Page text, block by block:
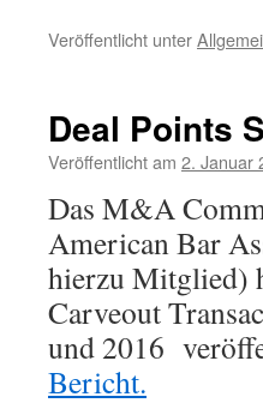
Veröffentlicht unter
Deal Points
Veröffentlicht am 2. Januar
Das M&A
American Bar
hierzu Mitglied)
Carveout
und 2016
Bericht.